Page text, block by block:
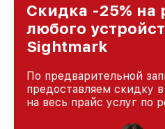
Скидка -25% на
любого
Sightmark
По предварительной
предоставляем скидку
на весь прайс услуг по